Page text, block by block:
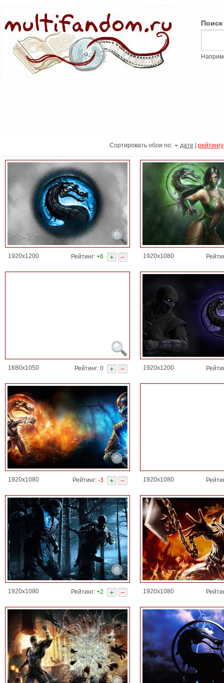
Сортировать обои по: дате рейтингу
1920x1200 Рейтинг: +6 1920x1080
1680x1050 Рейтинг: 0 1920x1200
1920x1080 Рейтинг: -3 1920x1080
1920x1080 Рейтинг: +2 1920x1080